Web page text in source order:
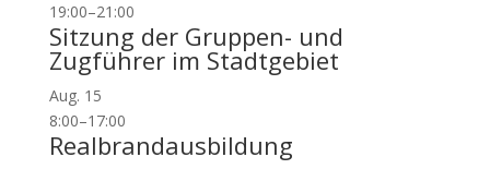
19:00–21:00
Sitzung der Gruppen- und
Zugführer im Stadtgebiet
Aug. 15
8:00–17:00
Realbrandausbildung